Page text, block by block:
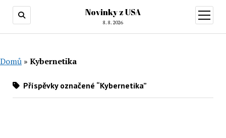
Novinky z USA
8. 8. 2026
otevřít
menu
Domů » Kybernetika
Příspěvky označené “Kybernetika”